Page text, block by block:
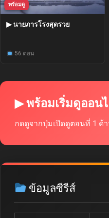
พร้อมดู
▶ นายภารโรงสุดรวย
56 ตอน
▶ พร้อมเริ่มดูออน
กดดูจากปุ่มเปิดดูตอนที่ 1 ด้
ข้อมูลซีรีส์